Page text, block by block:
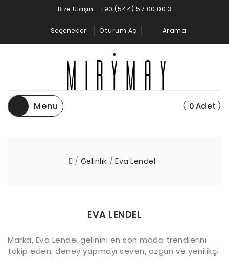
Bize Ulaşın : +90 (544) 57 00 00 3
Seçenekler Oturum Aç Arama
Menu ( 0Adet )
Gelinlik Eva Lendel
EVA LENDEL
Marka, Eva Lendel gelinini en son moda trendlerini
takip eden, deney yapmayı seven, özgün ve yenilikçi